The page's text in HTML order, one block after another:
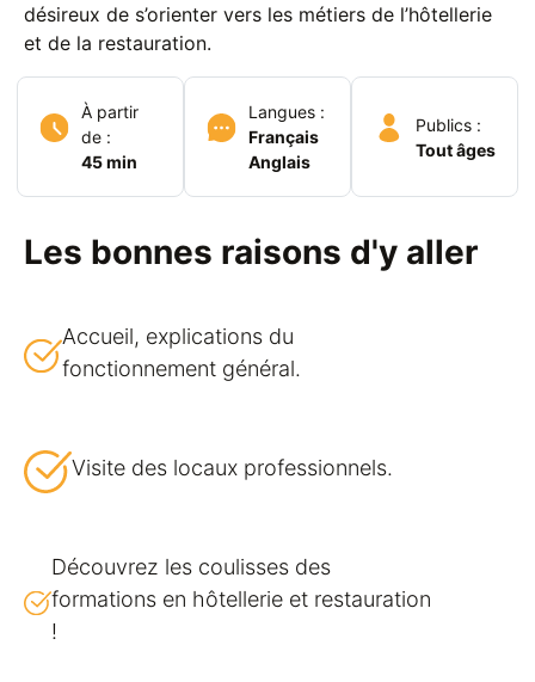
désireux de s’orienter vers les métiers de l’hôtellerie
et de la restauration.
À partir
de :
45 min
Langues :
Français
Anglais
Publics :
Tout âges
Les bonnes raisons d'y aller
Accueil, explications du
fonctionnement général.
Visite des locaux professionnels.
Découvrez les coulisses des
formations en hôtellerie et restauration
!